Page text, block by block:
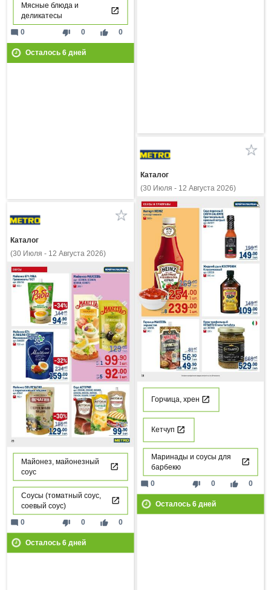
Мясные блюда и
деликатесы
thumb_down 0 thumb_up 0
mode_comment 0
Осталось 6дней
Каталог
(30 Июля - 12 Августа 2026)
Горчица, хрен
Кетчуп
Маринады и соусы для
барбекю
thumb_down 0 thumb_up 0
mode_comment 0
Осталось 6дней
Каталог
(30 Июля - 12 Августа 2026)
Майонез, майонезный
соус
Соусы (томатный соус,
соевый соус)
thumb_down 0 thumb_up 0
mode_comment 0
Осталось 6дней